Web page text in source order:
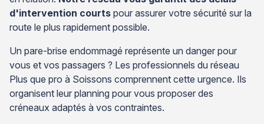
d'intervention courts pour assurer votre sécurité sur la
route le plus rapidement possible.
Un pare-brise endommagé représente un danger pour
vous et vos passagers ? Les professionnels du réseau
Plus que pro à Soissons comprennent cette urgence. Ils
organisent leur planning pour vous proposer des
créneaux adaptés à vos contraintes.